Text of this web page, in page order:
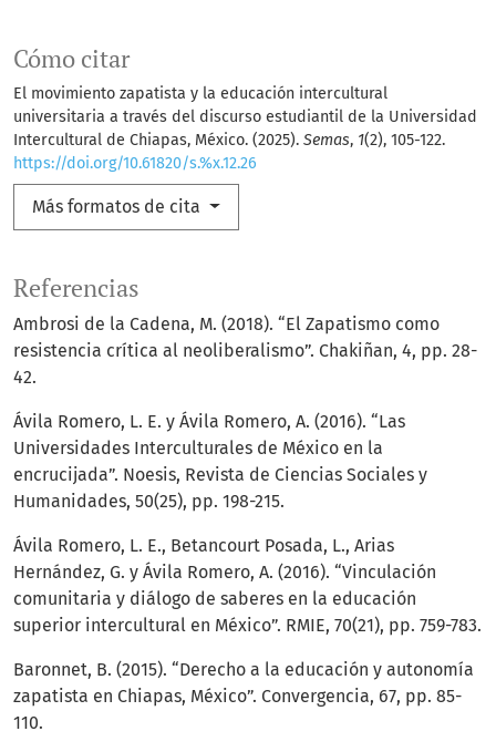
Cómo citar
El movimiento zapatista y la educación intercultural
universitaria a través del discurso estudiantil de la Universidad
Intercultural de Chiapas, México. (2025). Semas, 1(2), 105-122.
https://doi.org/10.61820/s.%x.12.26
Más formatos de cita
Referencias
Ambrosi de la Cadena, M. (2018). “El Zapatismo como
resistencia crítica al neoliberalismo”. Chakiñan, 4, pp. 28-
42.
Ávila Romero, L. E. y Ávila Romero, A. (2016). “Las
Universidades Interculturales de México en la
encrucijada”. Noesis, Revista de Ciencias Sociales y
Humanidades, 50(25), pp. 198-215.
Ávila Romero, L. E., Betancourt Posada, L., Arias
Hernández, G. y Ávila Romero, A. (2016). “Vinculación
comunitaria y diálogo de saberes en la educación
superior intercultural en México”. RMIE, 70(21), pp. 759-783.
Baronnet, B. (2015). “Derecho a la educación y autonomía
zapatista en Chiapas, México”. Convergencia, 67, pp. 85-
110.